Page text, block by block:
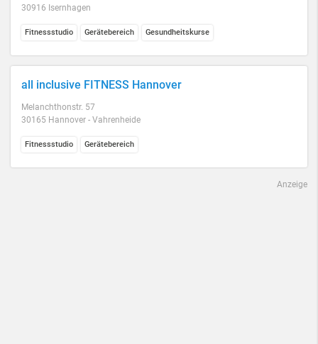
30916 Isernhagen
Fitnessstudio Gerätebereich Gesundheitskurse
all inclusive FITNESS Hannover
Melanchthonstr. 57
30165 Hannover - Vahrenheide
Fitnessstudio Gerätebereich
Anzeige